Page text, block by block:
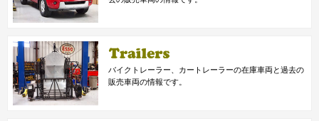
バイクトレーラー、カートレーラーの在庫車両と過去の
販売車両の情報です。